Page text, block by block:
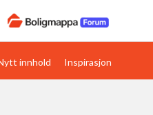
Boligens papirer
innhold Inspirasjon